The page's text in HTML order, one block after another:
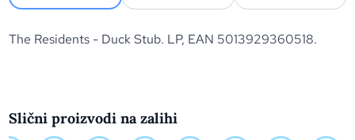
The Residents - Duck Stub. LP, EAN 5013929360518.
Slični proizvodi na zalihi